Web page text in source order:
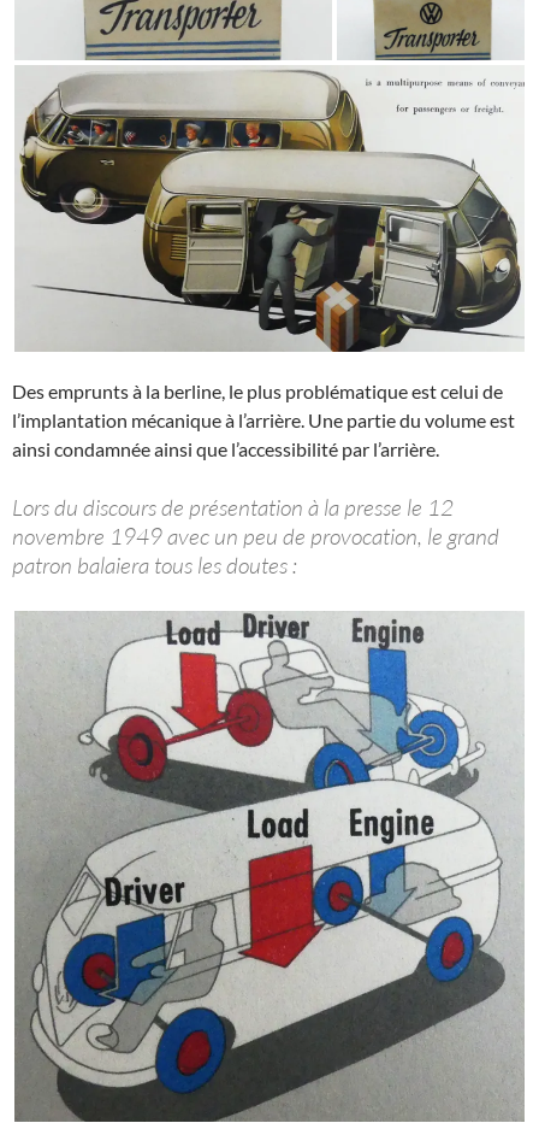
Des emprunts à la berline, le plus problématique est celui de
l’implantation mécanique à l’arrière. Une partie du volume est
ainsi condamnée ainsi que l’accessibilité par l’arrière.
Lors du discours de présentation à la presse le 12
novembre 1949 avec un peu de provocation, le grand
patron balaiera tous les doutes :